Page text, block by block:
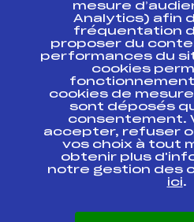
Ressources
Pass’Neige
Projet sportif fédéral
Projet de
Antidopage
Pôle Développement,
Scientifique
Listes ministérielles
Pôle vie de l’athlète
Enseignement
mesure
Analytics) afin
fréquentation
proposer du
performances du
cookies
fonctionnement
cookies de
sont déposés
consentement.
accepter, refuser
vos choix à tout
obtenir plus
notre gestion des
ici.